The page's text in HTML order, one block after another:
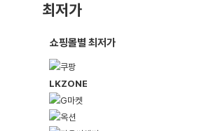
최저가
쇼핑몰별 최저가
LKZONE